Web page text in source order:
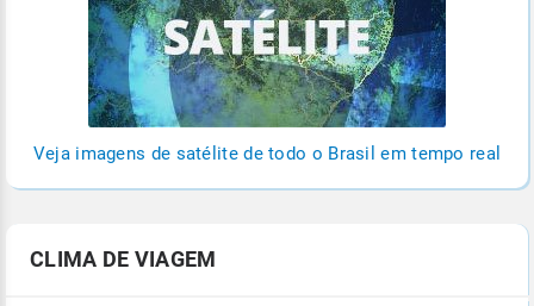
Veja imagens de satélite de todo o Brasil em tempo real
CLIMA DE VIAGEM